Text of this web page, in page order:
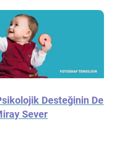
Desteğinin De
Sever